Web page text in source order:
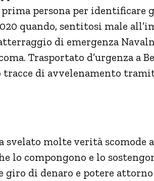
persona per identificare
quando, sentitosi male
di emergenza
Trasportato d’urgenza a
di avvelenamento
svelato molte verità scomode
lo compongono e lo
di denaro e potere attorno